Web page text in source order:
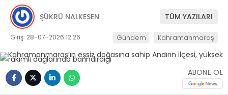
ŞÜKRÜ NALKESEN TÜM YAZILARI
Giriş: 28-07-2026 12:26 Gündem Kahramanmaraş
ABONE OL